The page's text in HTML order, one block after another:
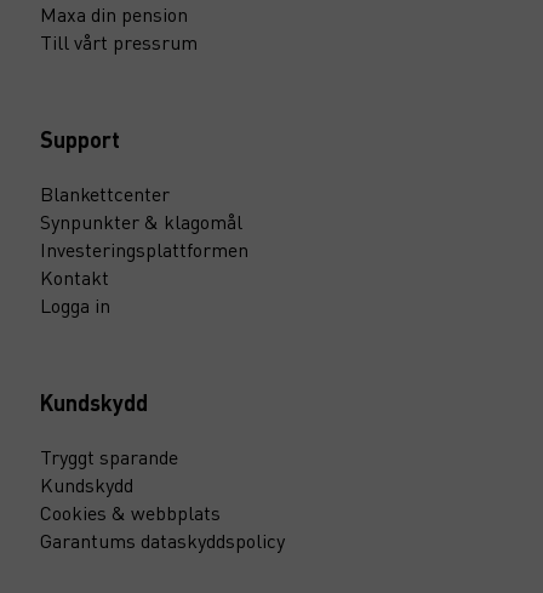
Maxa din pension
Till vårt pressrum
Support
Blankettcenter
Synpunkter & klagomål
Investeringsplattformen
Kontakt
Logga in
Kundskydd
Tryggt sparande
Kundskydd
Cookies & webbplats
Garantums dataskyddspolicy